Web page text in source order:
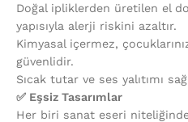
Doğal ipliklerden üretilen el
yapısıyla alerji riskini azaltır.
Kimyasal içermez,
güvenlidir.
Sıcak tutar ve ses yalıtımı
✅ Eşsiz Tasarımlar
Her biri sanat eseri